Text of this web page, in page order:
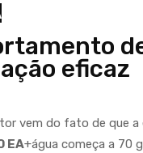
eficaz
vem do fato de que a
EA+água começa a 70